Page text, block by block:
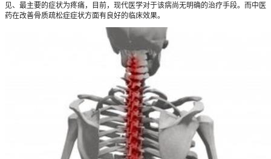
见、最主要的症状为疼痛，目前，现代医学对于该病尚无明确的治疗手段。而中医
药在改善骨质疏松症症状方面有良好的临床效果。